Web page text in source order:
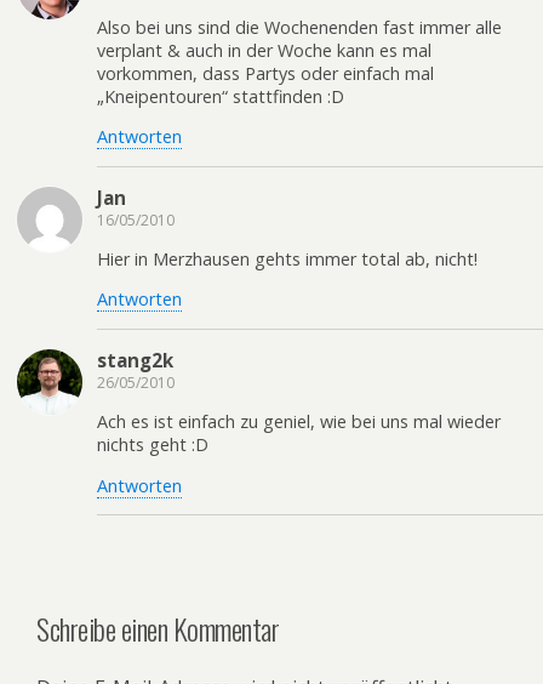
Also bei uns sind die Wochenenden fast immer alle
verplant & auch in der Woche kann es mal
vorkommen, dass Partys oder einfach mal
„Kneipentouren“ stattfinden :D
Antworten
Jan
16/05/2010
Hier in Merzhausen gehts immer total ab, nicht!
Antworten
stang2k
26/05/2010
Ach es ist einfach zu geniel, wie bei uns mal wieder
nichts geht :D
Antworten
Schreibe einen Kommentar